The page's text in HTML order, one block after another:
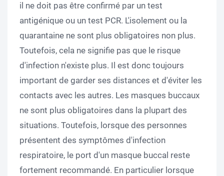
il ne doit pas être confirmé par un test
antigénique ou un test PCR. L'isolement ou la
quarantaine ne sont plus obligatoires non plus.
Toutefois, cela ne signifie pas que le risque
d'infection n'existe plus. Il est donc toujours
important de garder ses distances et d'éviter les
contacts avec les autres. Les masques buccaux
ne sont plus obligatoires dans la plupart des
situations. Toutefois, lorsque des personnes
présentent des symptômes d'infection
respiratoire, le port d'un masque buccal reste
fortement recommandé. En particulier lorsque